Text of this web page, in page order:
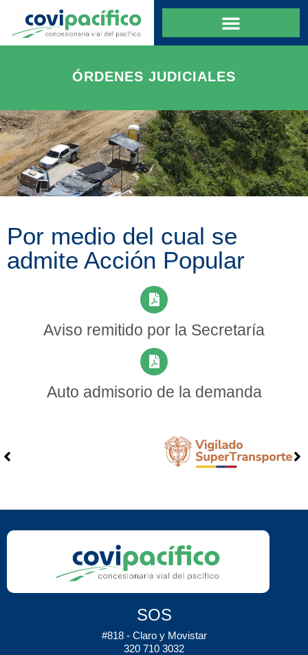
ÓRDENES JUDICIALES
Por medio del cual se
admite Acción Popular
Aviso remitido por la Secretaría
Auto admisorio de la demanda
SOS
#818 - Claro y Movistar
320 710 3032